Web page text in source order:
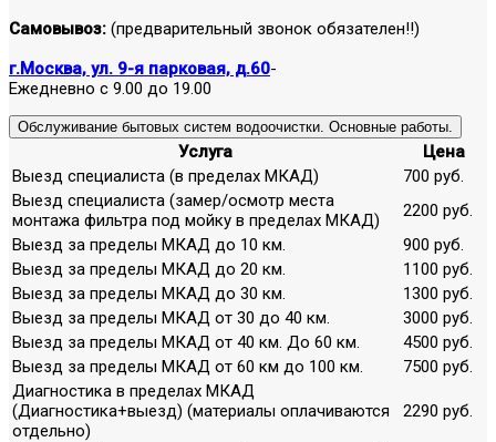
Самовывоз: (предварительный звонок обязателен!!)
г.Москва, ул. 9-я парковая, д.60-
Ежедневно с 9.00 до 19.00
Обслуживание бытовых систем водоочистки. Основные работы.
Услуга
Цена
Выезд специалиста (в пределах МКАД)
700 руб.
Выезд специалиста (замер/осмотр места
монтажа фильтра под мойку в пределах МКАД)
2200 руб.
Выезд за пределы МКАД до 10 км.
900 руб.
Выезд за пределы МКАД до 20 км.
1100 руб.
Выезд за пределы МКАД до 30 км.
1300 руб.
Выезд за пределы МКАД от 30 до 40 км.
3000 руб.
Выезд за пределы МКАД от 40 км. До 60 км.
4500 руб.
Выезд за пределы МКАД от 60 км до 100 км.
7500 руб.
Диагностика в пределах МКАД
(Диагностика+выезд) (материалы оплачиваются
отдельно)
2290 руб.